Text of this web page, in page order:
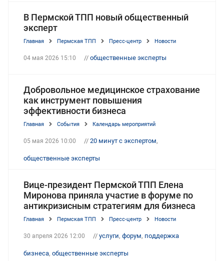
В Пермской ТПП новый общественный
эксперт
Главная Пермская ТПП Пресс-центр Новости
04 мая 2026 15:10 // общественные эксперты
Добровольное медицинское страхование
как инструмент повышения
эффективности бизнеса
Главная События Календарь мероприятий
05 мая 2026 10:00 // 20 минут с экспертом,
общественные эксперты
Вице-президент Пермской ТПП Елена
Миронова приняла участие в форуме по
антикризисным стратегиям для бизнеса
Главная Пермская ТПП Пресс-центр Новости
30 апреля 2026 12:00 // услуги, форум, поддержка
бизнеса, общественные эксперты